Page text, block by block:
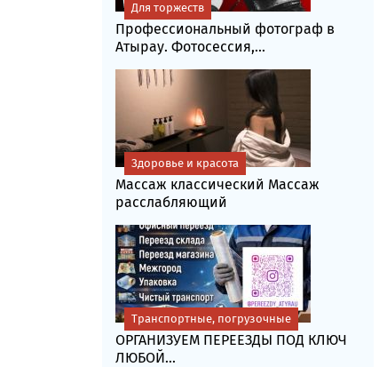
Профессиональный фотограф в
Атырау. Фотосессия,...
Для торжеств
Массаж классический Массаж
расслабляющий
Здоровье и красота
ОРГАНИЗУЕМ ПЕРЕЕЗДЫ ПОД КЛЮЧ
ЛЮБОЙ...
Транспортные, погрузочные